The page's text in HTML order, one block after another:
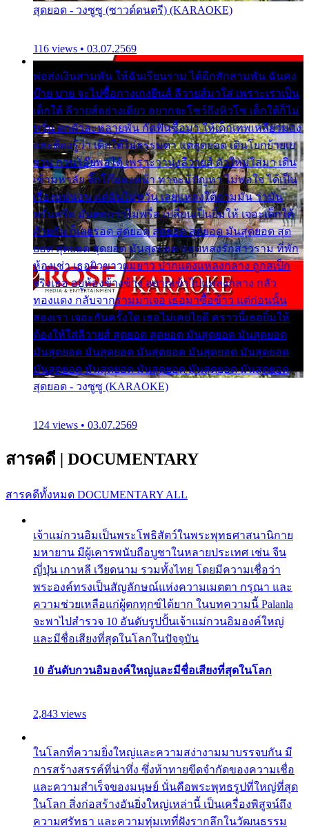
สุดยอด - วงซูซู (ซาวด์ดนตรี) (KARAOKE)
116 views • 03.07.2569
พ่อส่งเงินสามพัน ให้ฉันเรียนราม ได้อีกสักสามพัน ฉันคง
บ๊าย บาย จะไปซื้อกางเกงยีนส์ ลีวายส์มาใส่ เพราะเราเป็น
เด็กใต้ ลีวายส์อย่างเดียว อยากจะโชว์ถึงหิวโซ เด็กใต้ก็ไม่
หวั่น ตกตัวละหลายพัน กัดฟันซื้อมา ให้เด็กเทพเหลียวมอง
และต้องรู้ว่า เด็กใต้ไม่ธรรมดา แต่สุดยอด เดินโยกย้ายเย
ยวน กวนโอ๊ยพอได้ เพราะว่านุ่งลีวายส์ ตัวใหม่ใส่มา เดิน
เข้ามหาลัย จิ๊กโก๊มองหน้า ท่าจะมีปัญหา ไม่พอใจ ได้เป็น
เรื่องแน่นอน แต่ฉันไม่หวั่น เลยแหลงใต้ถามมัน ว่ามัน
พรั่นพรือ มันตอบว่าไม่พรื่อ เปลี่ยนเป็นยิ้มให้ เจอะเด็กใต้
ด้วยกัน ก็เลยรอด สุดยอด สุดยอด สุดยอด มันสุดยอด สุด
ยอด สุดยอด สุดยอด มันสุดยอด แอบหลงรักสาวราม ที่พัก
ห้องเช่า เธอผิวขาวผมยาว ปากแดงแหลงกลาง ถูกสเป็ก
จริงเธอ อยู่ห้องข้างข้าง อยากเข้าไปแหลงกลาง กลัว
ทองแดง กลับจากรามมาเจอ เธอมาซื้อข้าว แต่ก่อนนั้น
สองเรา เจอะกันครั้งใด เธอไม่เคยไยดี คราวนี้เธอยิ้มให้
ต้องให้ใส่ลีวายส์ สุดยอด สุดยอด มันสุดยอด มันสุดยอด
มันสุดยอด มันสุดยอด มันสุดยอด มันสุดยอด มันสุดยอด
มันสุดยอด มันสุดยอด มันสุดยอด มันสุดยอด มันสุดยอด
สุดยอด - วงซูซู (KARAOKE)
124 views • 03.07.2569
สารคดี | DOCUMENTARY
สารคดีทั้งหมด DOCUMENTARY ALL
เจ้าแม่กวนอิมเป็นพระโพธิสัตว์ในพระพุทธศาสนานิกาย
มหายาน มีผู้เคารพนับถือบูชาในหลายประเทศ เช่น จีน
ญี่ปุ่น เกาหลี เวียดนาม รวมทั้งไทย โดยมีความเชื่อว่า
พระองค์ทรงเป็นสัญลักษณ์แห่งความเมตตา กรุณา และ
ความช่วยเหลือแก่ผู้ตกทุกข์ได้ยาก ในบทความนี้ Palanla
จะพาไปสำรวจ 10 อันดับรูปปั้นเจ้าแม่กวนอิมองค์ใหญ่
และมีชื่อเสียงที่สุดในโลกในปัจจุบัน
10 อันดับกวนอิมองค์ใหญ่และมีชื่อเสียงที่สุดในโลก
2,843 views
ในโลกที่ความยิ่งใหญ่และความสง่างามมาบรรจบกัน มี
การสร้างสรรค์ที่น่าทึ่ง ซึ่งท้าทายขีดจำกัดของความเชื่อ
และความสำเร็จของมนุษย์ นั่นคือพระพุทธรูปที่ใหญ่ที่สุด
ในโลก สิ่งก่อสร้างอันยิ่งใหญ่เหล่านี้ เป็นเครื่องพิสูจน์ถึง
ความศรัทธา และความทุ่มเทที่ฝังรากลึกในวัฒนธรรม